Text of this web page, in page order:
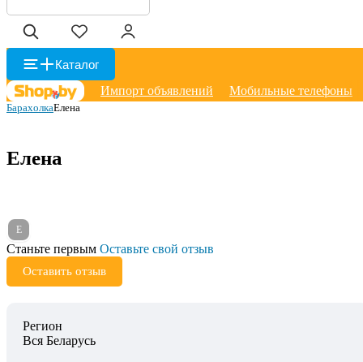
Каталог
Импорт объявлений
Мобильные телефоны
БарахолкаЕлена
Елена
Е
Станьте первым Оставьте свой отзыв
Оставить отзыв
Регион
Вся Беларусь